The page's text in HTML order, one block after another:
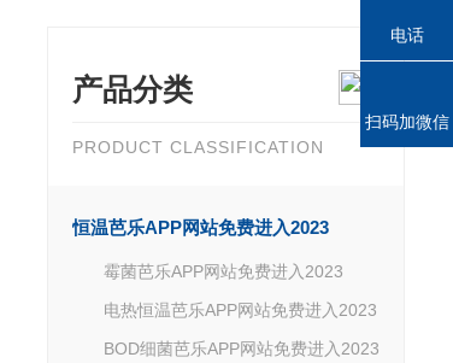
产品分类
PRODUCT CLASSIFICATION
恒温芭乐APP网站免费进入2023
霉菌芭乐APP网站免费进入2023
电热恒温芭乐APP网站免费进入2023
BOD细菌芭乐APP网站免费进入2023
电话
扫码加微信